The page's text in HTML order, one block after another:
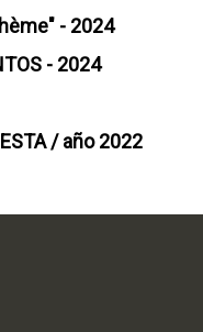
- 2024
- 2024
/ año 2022